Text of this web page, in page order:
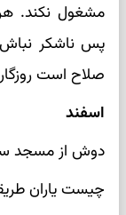
مشغول نکند.
پس ناشکر
صلاح است
اسفند
دوش از مسجد
چیست یاران